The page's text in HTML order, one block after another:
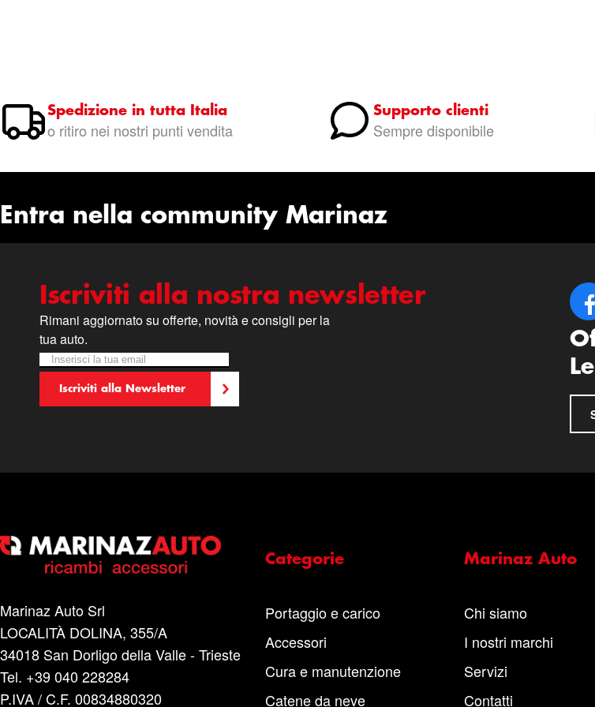
Spedizione in tutta Italia
o ritiro nei nostri punti vendita
Supporto clienti
Sempre disponibile
Entra nella community Marinaz
Iscriviti alla nostra newsletter
Rimani aggiornato su offerte, novità e consigli per la
tua auto.
Newsletter
Iscriviti alla nostra Newsletter:
Iscriviti alla Newsletter
Marinaz Auto Srl
LOCALITÀ DOLINA, 355/A
34018 San Dorligo della Valle - Trieste
Tel. +39 040 228284
P.IVA / C.F. 00834880320
Categorie
Portaggio e carico
Accessori
Cura e manutenzione
Catene da neve
Marinaz Auto
Chi siamo
I nostri marchi
Servizi
Contatti